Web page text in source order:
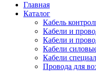
Главная
Каталог
Кабель
Кабели и
Кабели и
Кабели
Кабели
Провода для